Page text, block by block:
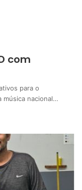
com
para o
música nacional…